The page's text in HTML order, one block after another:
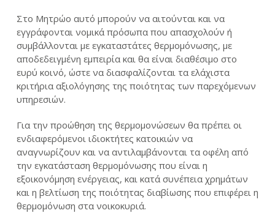
Στο Μητρώο αυτό μπορούν να αιτούνται και να
εγγράφονται νομικά πρόσωπα που απασχολούν ή
συμβάλλονται με εγκαταστάτες θερμομόνωσης, με
αποδεδειγμένη εμπειρία και θα είναι διαθέσιμο στο
ευρύ κοινό, ώστε να διασφαλίζονται τα ελάχιστα
κριτήρια αξιολόγησης της ποιότητας των παρεχόμενων
υπηρεσιών.
Για την προώθηση της θερμομονώσεων θα πρέπει οι
ενδιαφερόμενοι ιδιοκτήτες κατοικιών να
αναγνωρίζουν και να αντιλαμβάνονται τα οφέλη από
την εγκατάσταση θερμομόνωσης που είναι η
εξοικονόμηση ενέργειας, και κατά συνέπεια χρημάτων
και η βελτίωση της ποιότητας διαβίωσης που επιφέρει η
θερμομόνωση στα νοικοκυριά.